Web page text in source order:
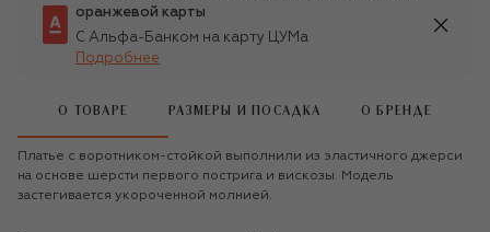
оранжевой карты
С Альфа-Банком на карту ЦУМа
Подробнее
О ТОВАРЕ РАЗМЕРЫ И ПОСАДКА О БРЕНДЕ
Платье с воротником-стойкой выполнили из эластичного джерси
на основе шерсти первого пострига и вискозы. Модель
застегивается укороченной молнией.